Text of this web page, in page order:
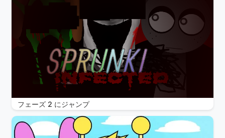
フェーズ 2 にジャンプ